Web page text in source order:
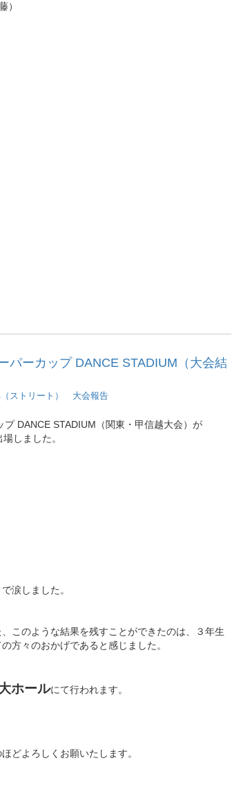
）
パーカップ DANCE STADIUM（大会結
（ストリート） 大会報告
DANCE STADIUM（関東・甲信越大会）が
しました。
涙しました。
このような結果を残すことができたのは、３年生
方々のおかげであると感じました。
ホールにて行われます。
どよろしくお願いたします。